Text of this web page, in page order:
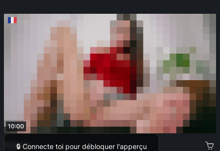
10:00
🔒 Connecte toi pour débloquer l'apperçu
11,00 €